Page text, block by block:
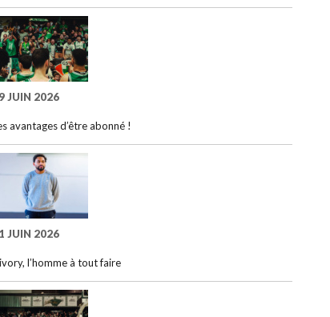
JUIN 2026
avantages d’être abonné !
JUIN 2026
l’homme à tout faire